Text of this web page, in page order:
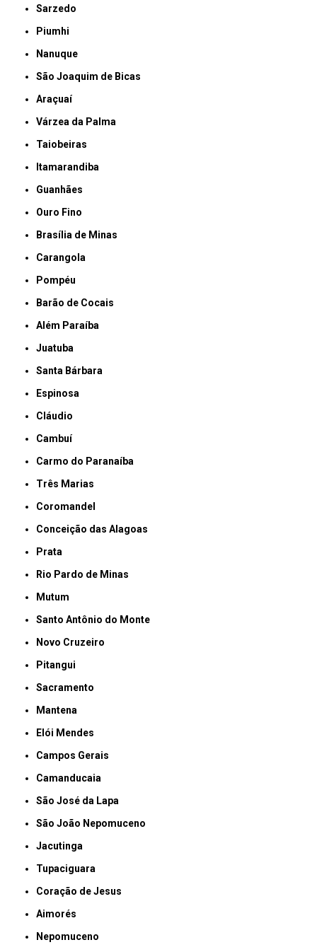
Sarzedo
Piumhi
Nanuque
São Joaquim de Bicas
Araçuaí
Várzea da Palma
Taiobeiras
Itamarandiba
Guanhães
Ouro Fino
Brasília de Minas
Carangola
Pompéu
Barão de Cocais
Além Paraíba
Juatuba
Santa Bárbara
Espinosa
Cláudio
Cambuí
Carmo do Paranaíba
Três Marias
Coromandel
Conceição das Alagoas
Prata
Rio Pardo de Minas
Mutum
Santo Antônio do Monte
Novo Cruzeiro
Pitangui
Sacramento
Mantena
Elói Mendes
Campos Gerais
Camanducaia
São José da Lapa
São João Nepomuceno
Jacutinga
Tupaciguara
Coração de Jesus
Aimorés
Nepomuceno